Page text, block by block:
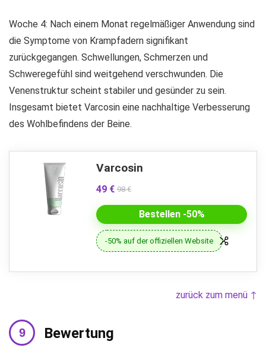
Woche 4: Nach einem Monat regelmäßiger Anwendung sind
die Symptome von Krampfadern signifikant
zurückgegangen. Schwellungen, Schmerzen und
Schweregefühl sind weitgehend verschwunden. Die
Venenstruktur scheint stabiler und gesünder zu sein.
Insgesamt bietet Varcosin eine nachhaltige Verbesserung
des Wohlbefindens der Beine.
Varcosin
49 € 98 €
Bestellen -50%
-50% auf der offiziellen Website
zurück zum menü ↑
Bewertung